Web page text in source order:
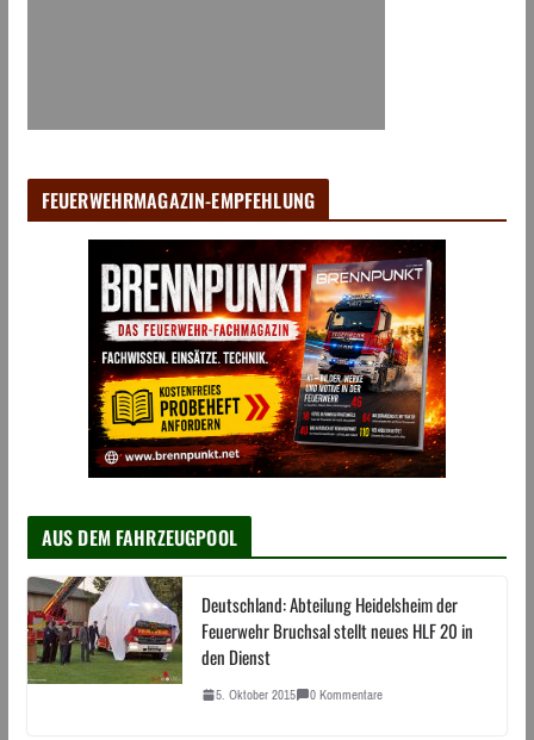
FEUERWEHRMAGAZIN-EMPFEHLUNG
AUS DEM FAHRZEUGPOOL
Deutschland: Abteilung Heidelsheim der
Feuerwehr Bruchsal stellt neues HLF 20 in
den Dienst
5. Oktober 2015 0 Kommentare